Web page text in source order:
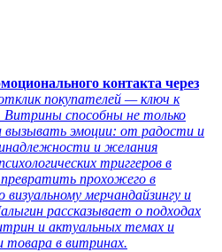
контакта через
покупателей — ключ к
Витрины способны не только
вызывать эмоции: от радости и
и желания
триггеров в
прохожего в
мерчандайзингу и
рассказывает о подходах
и актуальных темах и
товара в витринах.